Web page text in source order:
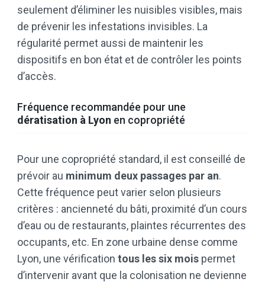
seulement d’éliminer les nuisibles visibles, mais
de prévenir les infestations invisibles. La
régularité permet aussi de maintenir les
dispositifs en bon état et de contrôler les points
d’accès.
Fréquence recommandée pour une
dératisation à Lyon en copropriété
Pour une copropriété standard, il est conseillé de
prévoir au minimum deux passages par an.
Cette fréquence peut varier selon plusieurs
critères : ancienneté du bâti, proximité d’un cours
d’eau ou de restaurants, plaintes récurrentes des
occupants, etc. En zone urbaine dense comme
Lyon, une vérification tous les six mois permet
d’intervenir avant que la colonisation ne devienne